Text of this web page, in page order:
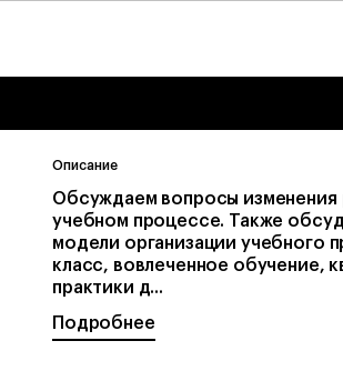
Описание
Обсуждаем вопросы изменения
учебном процессе. Также
модели организации учебного
класс, вовлеченное обучение,
практики д...
Подробнее